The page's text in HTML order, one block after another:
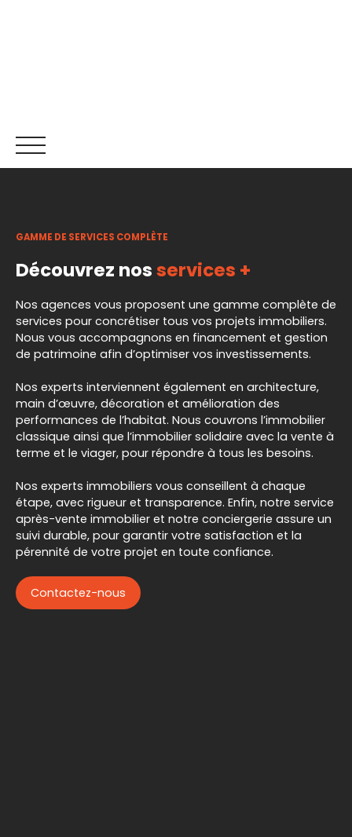
ACCUEIL ACHETER
GAMME DE SERVICES COMPLÈTE
Découvrez nosservices +
Nos agences vous proposent une gamme complète de
services pour concrétiser tous vos projets immobiliers.
Nous vous accompagnons en financement et gestion
de patrimoine afin d’optimiser vos investissements.
Nos experts interviennent également en architecture,
main d’œuvre, décoration et amélioration des
performances de l’habitat. Nous couvrons l’immobilier
classique ainsi que l’immobilier solidaire avec la vente à
terme et le viager, pour répondre à tous les besoins.
Nos experts immobiliers vous conseillent à chaque
étape, avec rigueur et transparence. Enfin, notre service
après-vente immobilier et notre conciergerie assure un
suivi durable, pour garantir votre satisfaction et la
pérennité de votre projet en toute confiance.
Contactez-nous